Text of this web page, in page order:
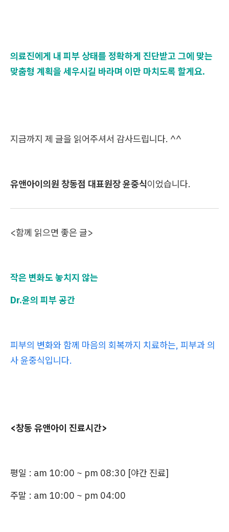
의료진에게 내 피부 상태를 정확하게 진단받고 그에 맞는
맞춤형 계획을 세우시길 바라며 이만 마치도록 할게요.
지금까지 제 글을 읽어주셔서 감사드립니다. ^^
유앤아이의원 창동점 대표원장 윤중식이었습니다.
<함께 읽으면 좋은 글>
작은 변화도 놓치지 않는
Dr.윤의 피부 공간
피부의 변화와 함께 마음의 회복까지 치료하는, 피부과 의
사 윤중식입니다.
<창동 유앤아이 진료시간>
평일 : am 10:00 ~ pm 08:30 [야간 진료]
주말 : am 10:00 ~ pm 04:00